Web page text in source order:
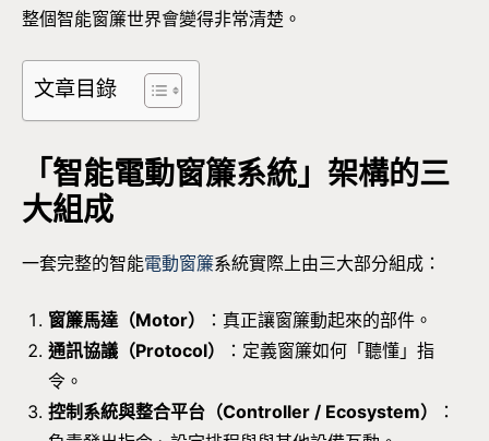
整個智能窗簾世界會變得非常清楚。
文章目錄
「智能電動窗簾系統」架構的三
大組成
一套完整的智能電動窗簾系統實際上由三大部分組成：
窗簾馬達（Motor）
：真正讓窗簾動起來的部件。
通訊協議（Protocol）
：定義窗簾如何「聽懂」指
令。
控制系統與整合平台（Controller / Ecosystem）
：